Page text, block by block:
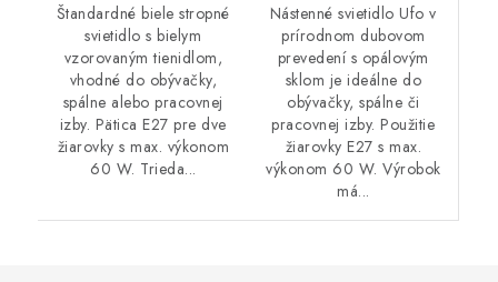
Štandardné biele stropné
svietidlo s bielym
vzorovaným tienidlom,
vhodné do obývačky,
spálne alebo pracovnej
izby. Pätica E27 pre dve
žiarovky s max. výkonom
60 W. Trieda...
Nástenné svietidlo Ufo v
prírodnom dubovom
prevedení s opálovým
sklom je ideálne do
obývačky, spálne či
pracovnej izby. Použitie
žiarovky E27 s max.
výkonom 60 W. Výrobok
má...